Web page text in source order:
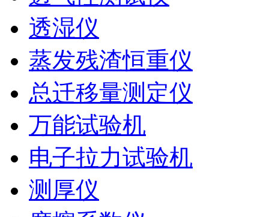
透湿仪
蒸发残渣恒重仪
总迁移量测定仪
万能试验机
电子拉力试验机
测厚仪